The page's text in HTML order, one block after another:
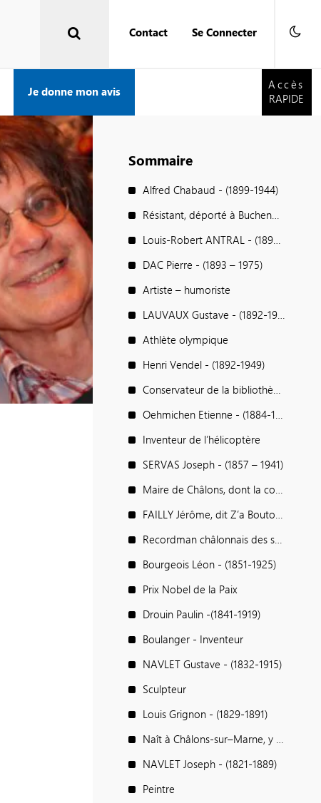
Contact Se Connecter
Accès
Je donne mon avis
Accès
RAPIDE
Sommaire
Alfred Chabaud - (1899-1944)
Résistant, déporté à Buchenwald
Louis-Robert ANTRAL - (1895-1939)
DAC Pierre - (1893 – 1975)
Artiste – humoriste
LAUVAUX Gustave - (1892-1970)
Athlète olympique
Henri Vendel - (1892-1949)
Conservateur de la bibliothèque et des musées de Châlons
Oehmichen Etienne - (1884-1955)
Inventeur de l’hélicoptère
SERVAS Joseph - (1857 – 1941)
Maire de Châlons, dont la conduite, dans des moments fort difficiles, lui a valu l’estime générale des Châlonnais
FAILLY Jérôme, dit Z’a Bouton - (1857-1925)
Recordman châlonnais des saluts élégants
Bourgeois Léon - (1851-1925)
Prix Nobel de la Paix
Drouin Paulin -(1841-1919)
Boulanger - Inventeur
NAVLET Gustave - (1832-1915)
Sculpteur
Louis Grignon - (1829-1891)
Naît à Châlons-sur–Marne, y étudie
NAVLET Joseph - (1821-1889)
Peintre